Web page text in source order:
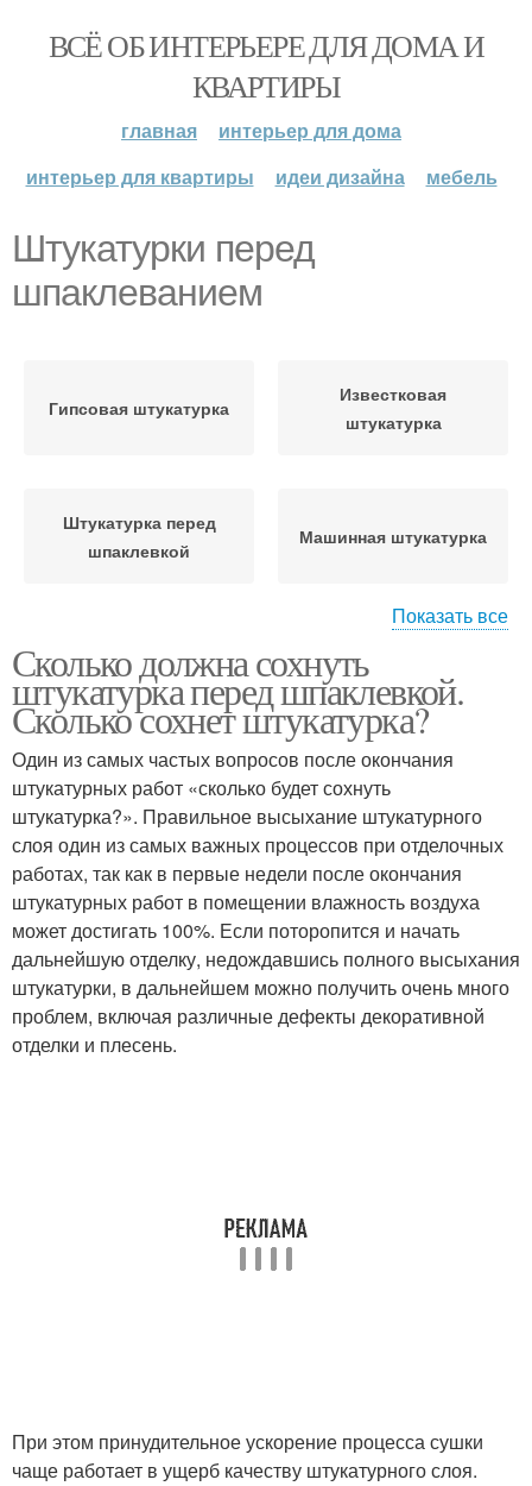
ВСЁ ОБ ИНТЕРЬЕРЕ ДЛЯ ДОМА И
КВАРТИРЫ
главная
интерьер для дома
интерьер для квартиры
идеи дизайна мебель
Штукатурки перед
шпаклеванием
Гипсовая штукатурка
Известковая
штукатурка
Штукатурка перед
шпаклевкой
Машинная штукатурка
Цементная штукатурка
укладкой
Штукатурка на улице
Штукатурка на гипсовой
основе
Декоративная
штукатурка
Шпаклевок на
штукатурку
Штукатурки перед
Показать все
Сколько должна сохнуть
штукатурка перед шпаклевкой.
Сколько сохнет штукатурка?
Один из самых частых вопросов после окончания
штукатурных работ «сколько будет сохнуть
штукатурка?». Правильное высыхание штукатурного
слоя один из самых важных процессов при отделочных
работах, так как в первые недели после окончания
штукатурных работ в помещении влажность воздуха
может достигать 100%. Если поторопится и начать
дальнейшую отделку, недождавшись полного высыхания
штукатурки, в дальнейшем можно получить очень много
проблем, включая различные дефекты декоративной
отделки и плесень.
При этом принудительное ускорение процесса сушки
чаще работает в ущерб качеству штукатурного слоя.